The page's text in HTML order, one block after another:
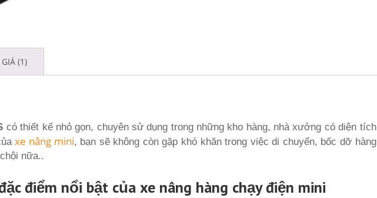
(1)
có thiết kế nhỏ gọn, chuyên sử dụng trong những kho hàng, nhà xưởng có diện tích
xe nâng mini, bạn sẽ không còn gặp khó khăn trong việc di chuyển, bốc dỡ hàng
nữa..
điểm nổi bật của xe nâng hàng chạy điện mini